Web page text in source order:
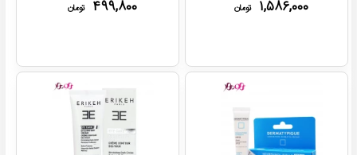
۱,۵۸۶,۰۰۰ تومان ۴۹۹,۸۰۰ تومان